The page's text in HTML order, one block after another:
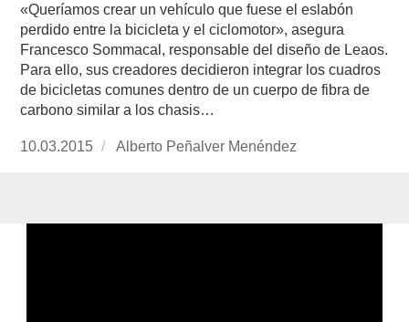
«Queríamos crear un vehículo que fuese el eslabón
perdido entre la bicicleta y el ciclomotor», asegura
Francesco Sommacal, responsable del diseño de Leaos.
Para ello, sus creadores decidieron integrar los cuadros
de bicicletas comunes dentro de un cuerpo de fibra de
carbono similar a los chasis…
Publicado
10.03.2015
https://www.experimenta.es/author/alberto-
Alberto Peñalver Menéndez